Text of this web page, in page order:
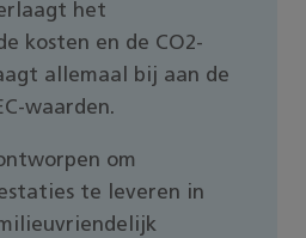
het
kosten en de CO2-
allemaal bij aan de
waarden.
om
te leveren in